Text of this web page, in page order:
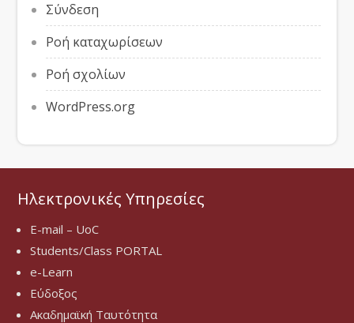
Σύνδεση
Ροή καταχωρίσεων
Ροή σχολίων
WordPress.org
Ηλεκτρονικές Υπηρεσίες
E-mail – UoC
Students/Class PORTAL
e-Learn
Εύδοξος
Ακαδημαϊκή Ταυτότητα